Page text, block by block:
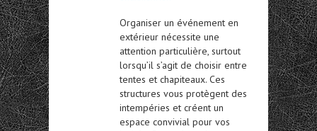
Organiser un événement en
extérieur nécessite une
attention particulière, surtout
lorsqu’il s’agit de choisir entre
tentes et chapiteaux. Ces
structures vous protègent des
intempéries et créent un
espace convivial pour vos